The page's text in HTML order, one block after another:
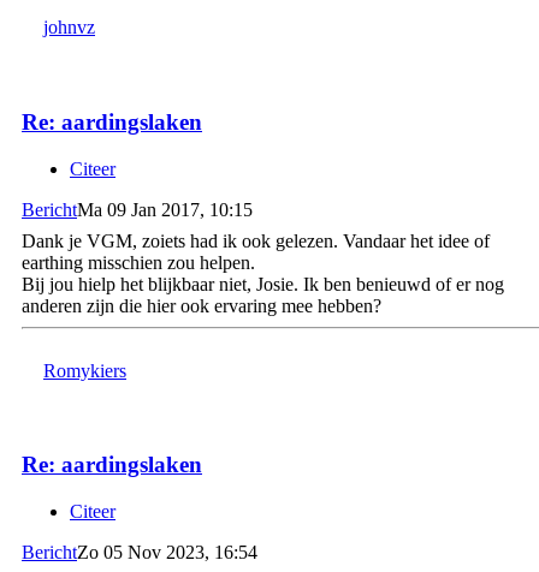
johnvz
Re: aardingslaken
Citeer
BerichtMa 09 Jan 2017, 10:15
Dank je VGM, zoiets had ik ook gelezen. Vandaar het idee of
earthing misschien zou helpen.
Bij jou hielp het blijkbaar niet, Josie. Ik ben benieuwd of er nog
anderen zijn die hier ook ervaring mee hebben?
Romykiers
Re: aardingslaken
Citeer
BerichtZo 05 Nov 2023, 16:54